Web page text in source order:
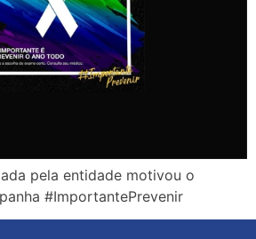
pela entidade motivou o
#ImportantePrevenir